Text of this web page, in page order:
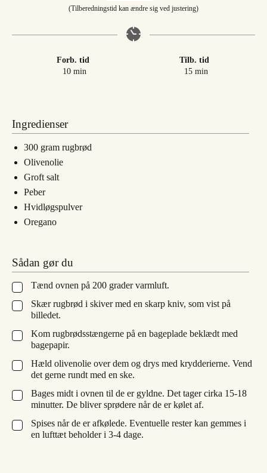
(Tilberedningstid kan ændre sig ved justering)
Forb. tid
10minutter
min
Tilb. tid
15minutter
min
Ingredienser
300 gram rugbrød
Olivenolie
Groft salt
Peber
Hvidløgspulver
Oregano
Sådan gør du
▢
Tænd ovnen på 200 grader varmluft.
▢
Skær rugbrød i skiver med en skarp kniv, som vist på
billedet.
▢
Kom rugbrødsstængerne på en bageplade beklædt med
bagepapir.
▢
Hæld olivenolie over dem og drys med krydderierne. Vend
det gerne rundt med en ske.
▢
Bages midt i ovnen til de er gyldne. Det tager cirka 15-18
minutter. De bliver sprødere når de er kølet af.
▢
Spises når de er afkølede. Eventuelle rester kan gemmes i
en lufttæt beholder i 3-4 dage.